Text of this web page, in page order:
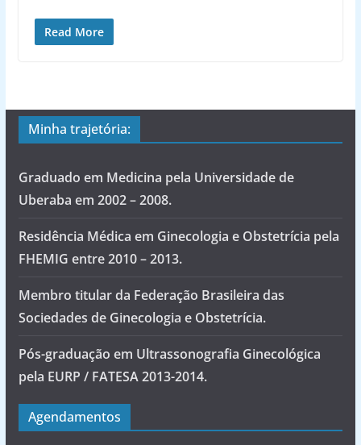
Read More
Minha trajetória:
Graduado em Medicina pela Universidade de
Uberaba em 2002 – 2008.
Residência Médica em Ginecologia e Obstetrícia pela
FHEMIG entre 2010 – 2013.
Membro titular da Federação Brasileira das
Sociedades de Ginecologia e Obstetrícia.
Pós-graduação em Ultrassonografia Ginecológica
pela EURP / FATESA 2013-2014.
Agendamentos